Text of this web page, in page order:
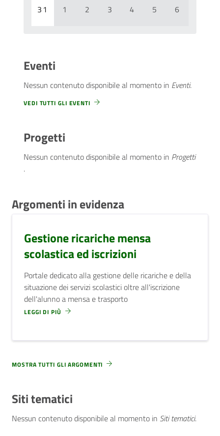
31 1 2 3 4 5 6
Eventi
Nessun contenuto disponibile al momento in Eventi.
VEDI TUTTI GLI EVENTI
Progetti
Nessun contenuto disponibile al momento in Progetti
.
Argomenti in evidenza
Gestione ricariche mensa
scolastica ed iscrizioni
Portale dedicato alla gestione delle ricariche e della
situazione dei servizi scolastici oltre all'iscrizione
dell'alunno a mensa e trasporto
LEGGI DI PIÙ
MOSTRA TUTTI GLI ARGOMENTI
Siti tematici
Nessun contenuto disponibile al momento in Siti tematici.